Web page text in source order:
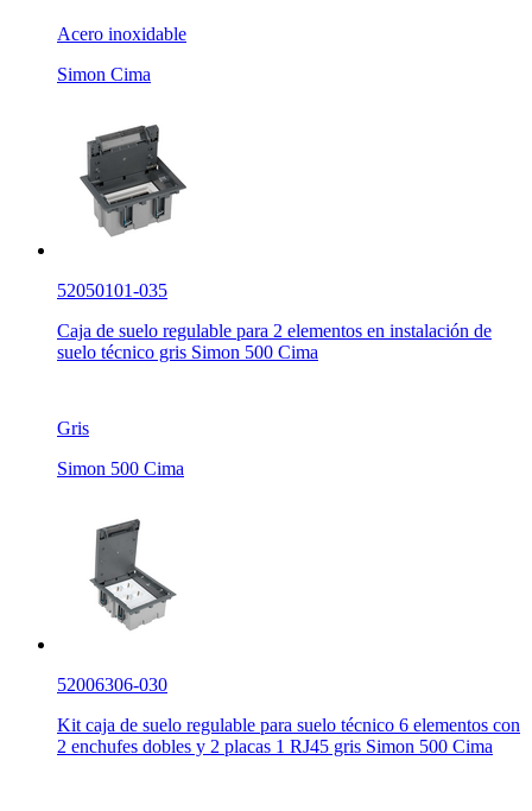
Acero inoxidable
Simon Cima
52050101-035
Caja de suelo regulable para 2 elementos en instalación de
suelo técnico gris Simon 500 Cima
Gris
Simon 500 Cima
52006306-030
Kit caja de suelo regulable para suelo técnico 6 elementos con
2 enchufes dobles y 2 placas 1 RJ45 gris Simon 500 Cima